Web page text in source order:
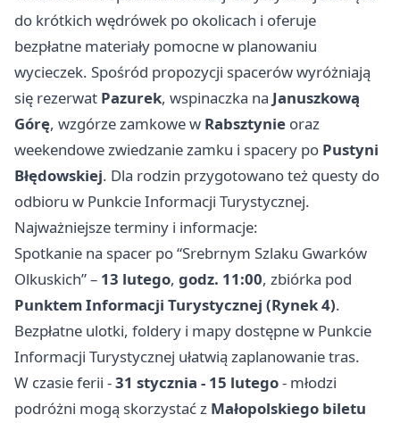
do krótkich wędrówek po okolicach i oferuje
bezpłatne materiały pomocne w planowaniu
wycieczek. Spośród propozycji spacerów wyróżniają
się rezerwat Pazurek, wspinaczka na Januszkową
Górę, wzgórze zamkowe w Rabsztynie oraz
weekendowe zwiedzanie zamku i spacery po Pustyni
Błędowskiej. Dla rodzin przygotowano też questy do
odbioru w Punkcie Informacji Turystycznej.
Najważniejsze terminy i informacje:
Spotkanie na spacer po “Srebrnym Szlaku Gwarków
Olkuskich” – 13 lutego, godz. 11:00, zbiórka pod
Punktem Informacji Turystycznej (Rynek 4).
Bezpłatne ulotki, foldery i mapy dostępne w Punkcie
Informacji Turystycznej ułatwią zaplanowanie tras.
W czasie ferii -31 stycznia - 15 lutego- młodzi
podróżni mogą skorzystać z Małopolskiego biletu